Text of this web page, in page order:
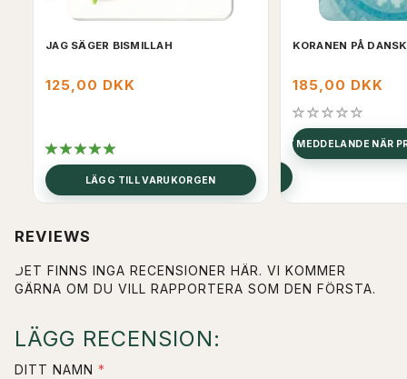
JAG SÄGER BISMILLAH
125,00 DKK
LÄGG TILL VARUKORGEN
KORANEN PÅ
185,00 DKK
FÅ ETT MEDDELANDE NÄR
SE PRODUKT
REVIEWS
DET FINNS INGA RECENSIONER HÄR. VI KOMMER
GÄRNA OM DU VILL RAPPORTERA SOM DEN FÖRSTA.
LÄGG RECENSION:
DITT NAMN